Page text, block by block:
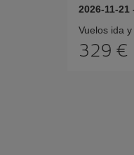
2026-11-21
Vuelos ida
329 €